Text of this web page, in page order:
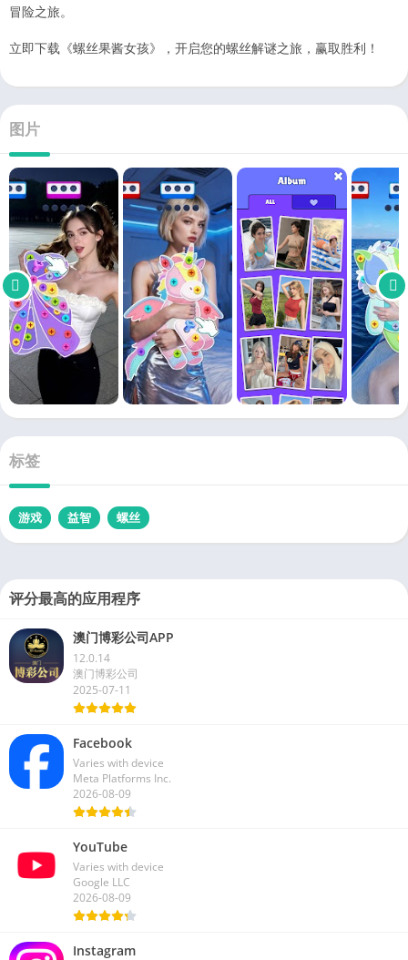
冒险之旅。
立即下载《螺丝果酱女孩》，开启您的螺丝解谜之旅，赢取胜利！
图片
标签
游戏 益智 螺丝
评分最高的应用程序
澳门博彩公司APP
12.0.14
澳门博彩公司
2025-07-11
Facebook
Varies with device
Meta Platforms Inc.
2026-08-09
YouTube
Varies with device
Google LLC
2026-08-09
Instagram